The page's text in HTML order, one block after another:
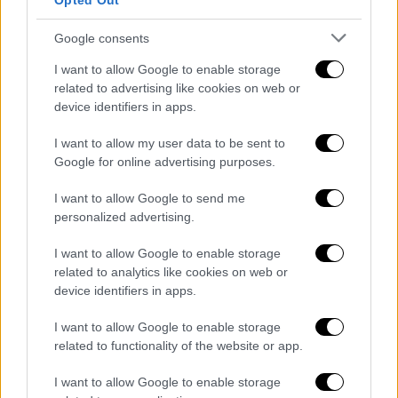
Google consents
I want to allow Google to enable storage
related to advertising like cookies on web or
device identifiers in apps.
I want to allow my user data to be sent to
Google for online advertising purposes.
I want to allow Google to send me
personalized advertising.
I want to allow Google to enable storage
related to analytics like cookies on web or
device identifiers in apps.
I want to allow Google to enable storage
related to functionality of the website or app.
I want to allow Google to enable storage
Οι υγειονομικές αρχές κάνουν
παραλληλισμούς με την επιδημία
Έμπολα το
στη Γουινέα, η οποία προκάλεσε 23
κρούσματα και 12 θανάτους. Οι έρευνες
συνέδεσαν την έξαρση με έναν επιζώντα της
επιδημίας 2014–2016, ο οποίος μετέδωσε
τον ιό σεξουαλικά χρόνια μετά.
Αντιμετωπίζοντας αυτόν τον κίνδυνο, οι
συγγραφείς της μελέτης του 2023
υνολικά, τα
αποτελέσματά μας δείχνουν ότι ο ιός
Άνδεων έχει τη δυνατότητα σεξουαλικής
Ασφαλή σεξ και υγιεινή προτείνει ο
ΠΟΥ